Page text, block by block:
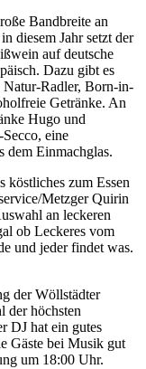
Bandbreite an
diesem Jahr setzt der
auf deutsche
Dazu gibt es
Natur-Radler, Born-in-
Getränke. An
Hugo und
eine
dem Einmachglas.
köstliches zum Essen
Metzger Quirin
an leckeren
ob Leckeres vom
und jeder findet was.
der Wöllstädter
der höchsten
DJ hat ein gutes
Gäste bei Musik gut
um 18:00 Uhr.